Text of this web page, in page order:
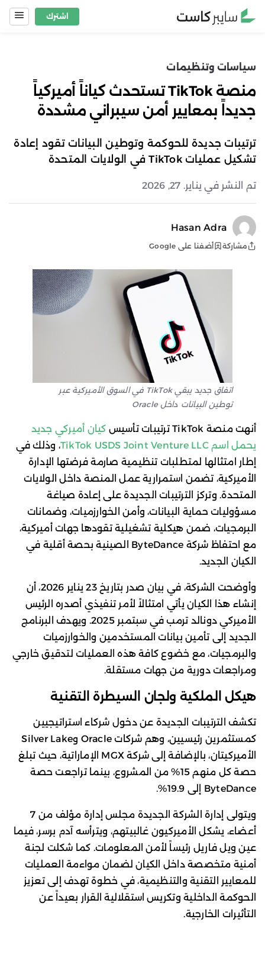
Skip
اشترك
سياسات وتنظيمات
منصة TikTok تستحدث كياناً أميركياً
جديداً بمعايير أمن سيبراني مشددة
ترتيبات جديدة للحوكمة وتوطين البيانات تقود إعادة
تشكيل عمليات TikTok في الولايات المتحدة
تم النشر في يناير. 27, 2026
Hasan Adra
مشاركة أضفنا على Google
اتفاق جديد يبقي TikTok في السوق الأميركية عبر
توطين البيانات داخل Oracle
أنهت منصة TikTok ترتيبات تأسيس
كيان أميركي جديد
يحمل اسم TikTok USDS Joint Venture LLC
، وذلك في
إطار امتثالها لمتطلبات تنظيمية صارمة فرضتها الإدارة
الأميركية، تضمن استمرارية عمل المنصة داخل الولايات
المتحدة. وتركز الترتيبات الجديدة على إعادة صياغة
مسؤوليات حماية البيانات، وأمن الخوارزميات، وضمانات
البرمجيات، ضمن هيكلية تشغيلية تقودها جهات أميركية،
مع احتفاظ شركة ByteDance الصينية بحصة أقلية في
الكيان الجديد.
وأوضحت الشركة، في بيان صدر بتاريخ 23 يناير 2026، أن
إنشاء هذا الكيان يأتي امتثالاً لأمر تنفيذي أصدره الرئيس
الأميركي دونالد ترمب في سبتمبر 2025. ويهدف البرنامج
الجديد إلى تأمين بيانات المستخدمين والخوارزميات
والبرمجيات، مع خضوع كافة هذه العمليات لتدقيق خارجي
ومراجعات دورية من جهات مستقلة.
هيكل الملكية ولجان السيطرة التقنية
تكشف الترتيبات الجديدة عن دخول شركاء استراتيجيين
كمستثمرين رئيسيين، وهم شركات Oracle وSilver Lake
الأميركيتان، بالإضافة إلى شركة MGX الإماراتية، حيث تبلغ
حصة كل منهم 15% من المشروع، بينما تراجعت حصة
ByteDance إلى 19.9%.
ويتولى إدارة الشركة الجديدة مجلس إدارة مؤلف من 7
أعضاء، يشكل الأميركيون غالبيتهم، ويترأسه آدم برسر، فيما
عين ويل فاريل رئيساً لأمن المعلومات. كما شكلت لجنة
أمنية متخصصة داخل الكيان لضمان مواءمة العمليات
للمعايير التقنية والتنظيمية، في خطوة تهدف إلى تعزيز
الحوكمة الداخلية وتكريس استقلالية القرار بعيداً عن
التأثيرات الخارجية.